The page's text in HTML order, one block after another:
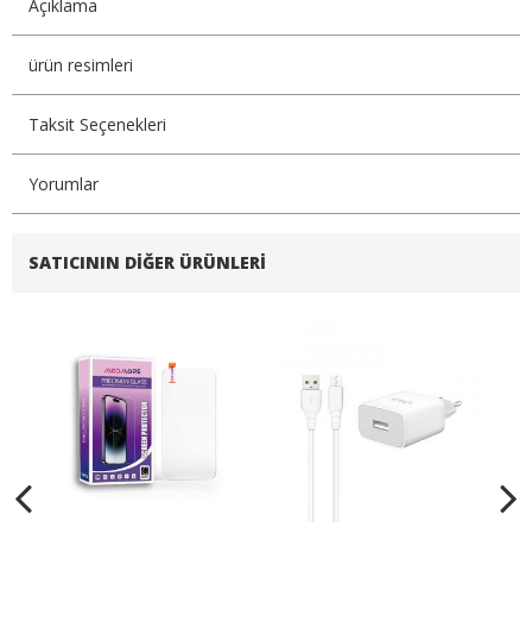
Açıklama
ürün resimleri
Taksit Seçenekleri
Yorumlar
SATICININ DIĞER ÜRÜNLERI